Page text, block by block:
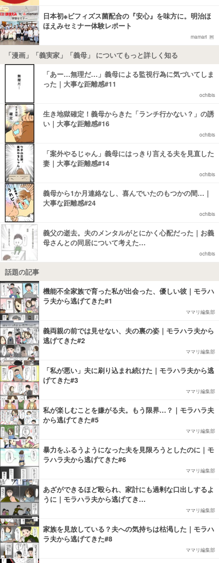
日本初※ビフィズス菌配合の『安心』を味方に。明治ほ
ほえみセミナー体験レポート
mamari
「漫画」「義実家」「義母」 についてもっと詳しく知る
「あー…無理だ…」義母による監視行為に気づいてしま
った｜大事な距離感#11
ochibis
生き地獄確定！義母からきた「ランチ行かない？」の誘
い｜大事な距離感#16
ochibis
「案外やるじゃん」義母にはっきり言える夫を見直した
妻｜大事な距離感#14
ochibis
義母から1か月連絡なし、喜んでいたのもつかの間…｜
大事な距離感#24
ochibis
義父の逝去。夫のメンタルがとにかく心配だった｜お義
母さんとの同居について考えた…
ochibis
話題の記事
機能不全家族で育った私が出会った、優しい彼｜モラハ
ラ夫から逃げてきた#1
ママリ編集部
義両親の前では見せない、夫の裏の姿｜モラハラ夫から
逃げてきた#2
ママリ編集部
「私が悪い」夫に刷り込まれ続けた｜モラハラ夫から逃
げてきた#3
ママリ編集部
私が楽しむことを嫌がる夫。もう限界…？｜モラハラ夫
から逃げてきた#5
ママリ編集部
暴力をふるうようになった夫を見限ろうとしたのに｜モ
ラハラ夫から逃げてきた#6
ママリ編集部
あざができるほど殴られ、家計にも過剰な口出しするよ
うに｜モラハラ夫から逃げてき…
ママリ編集部
家族を見放している？夫への気持ちは枯渇した｜モラハ
ラ夫から逃げてきた#8
ママリ編集部